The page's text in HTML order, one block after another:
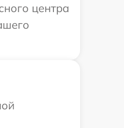
центра